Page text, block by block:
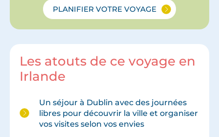
PLANIFIER VOTRE VOYAGE
Les atouts de ce voyage en
Irlande
Un séjour à Dublin avec des journées
libres pour découvrir la ville et organiser
vos visites selon vos envies